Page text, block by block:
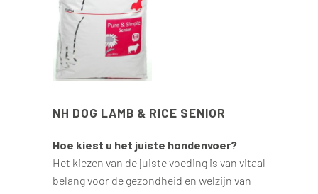
NH DOG LAMB & RICE SENIOR
Hoe kiest u het juiste hondenvoer?
Het kiezen van de juiste voeding is van vitaal
belang voor de gezondheid en welzijn van